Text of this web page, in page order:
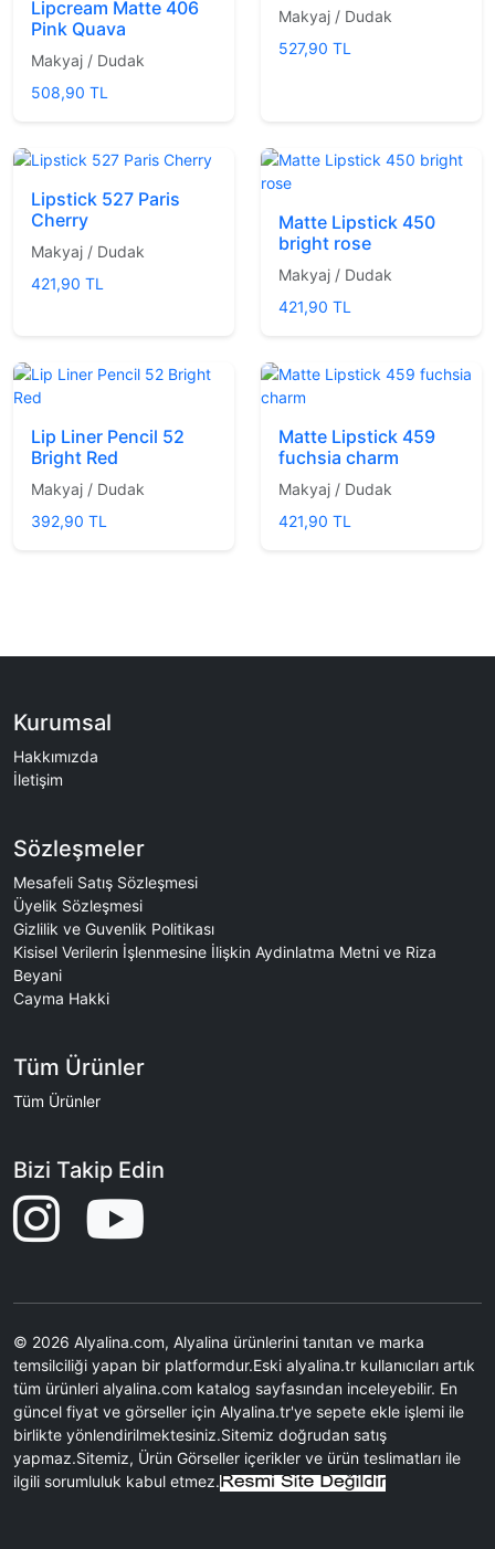
Lipcream Matte 406
Pink Quava
Makyaj / Dudak
508,90 TL
Makyaj / Dudak
527,90 TL
Lipstick 527 Paris
Cherry
Makyaj / Dudak
421,90 TL
Matte Lipstick 450
bright rose
Makyaj / Dudak
421,90 TL
Lip Liner Pencil 52
Bright Red
Makyaj / Dudak
392,90 TL
Matte Lipstick 459
fuchsia charm
Makyaj / Dudak
421,90 TL
Kurumsal
Hakkımızda
İletişim
Sözleşmeler
Mesafeli Satış Sözleşmesi
Üyelik Sözleşmesi
Gizlilik ve Guvenlik Politikası
Kisisel Verilerin İşlenmesine İlişkin Aydinlatma Metni ve Riza
Beyani
Cayma Hakki
Tüm Ürünler
Tüm Ürünler
Bizi Takip Edin
© 2026 Alyalina.com, Alyalina ürünlerini tanıtan ve marka
temsilciliği yapan bir platformdur.Eski alyalina.tr kullanıcıları artık
tüm ürünleri alyalina.com katalog sayfasından inceleyebilir. En
güncel fiyat ve görseller için Alyalina.tr'ye sepete ekle işlemi ile
birlikte yönlendirilmektesiniz.Sitemiz doğrudan satış
yapmaz.Sitemiz, Ürün Görseller içerikler ve ürün teslimatları ile
ilgili sorumluluk kabul etmez.